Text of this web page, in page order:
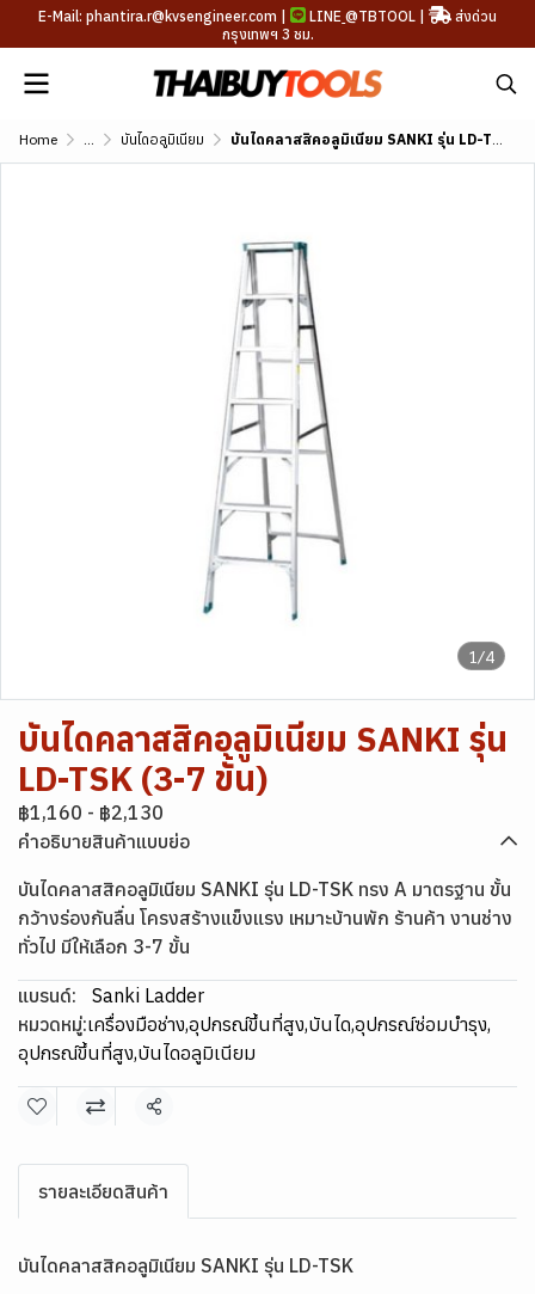
E-Mail: phantira.r@kvsengineer.com | LINE @TBTOOL |
ส่งด่วน
กรุงเทพฯ 3 ชม.
Home ... บันไดอลูมิเนียม บันไดคลาสสิคอลูมิเนียม SANKI รุ่น LD-TSK (3-7 ขั้น)
1/4
บันไดคลาสสิคอลูมิเนียม SANKI รุ่น
LD-TSK (3-7 ขั้น)
฿1,160 - ฿2,130
คำอธิบายสินค้าแบบย่อ
บันไดคลาสสิคอลูมิเนียม SANKI รุ่น LD-TSK ทรง A มาตรฐาน ขั้น
กว้างร่องกันลื่น โครงสร้างแข็งแรง เหมาะบ้านพัก ร้านค้า งานช่าง
ทั่วไป มีให้เลือก 3-7 ขั้น
แบรนด์:
Sanki Ladder
หมวดหมู่:เครื่องมือช่าง,อุปกรณ์ขึ้นที่สูง,บันได,อุปกรณ์ซ่อมบำรุง,
อุปกรณ์ขึ้นที่สูง,บันไดอลูมิเนียม
แชร์
รายละเอียดสินค้า
บันไดคลาสสิคอลูมิเนียม SANKI รุ่น LD-TSK